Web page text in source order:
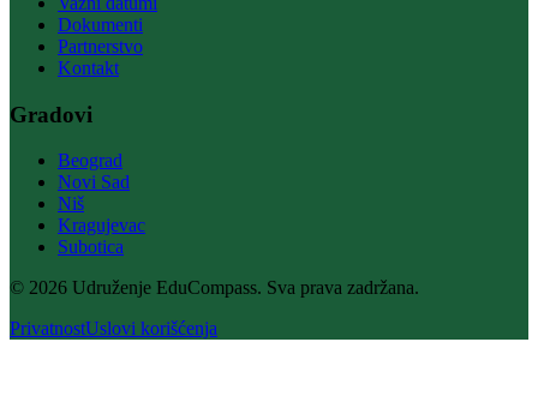
Dokumenti
Partnerstvo
Kontakt
Gradovi
Beograd
Novi Sad
Niš
Kragujevac
Subotica
© 2026 Udruženje EduCompass. Sva prava zadržana.
PrivatnostUslovi korišćenja